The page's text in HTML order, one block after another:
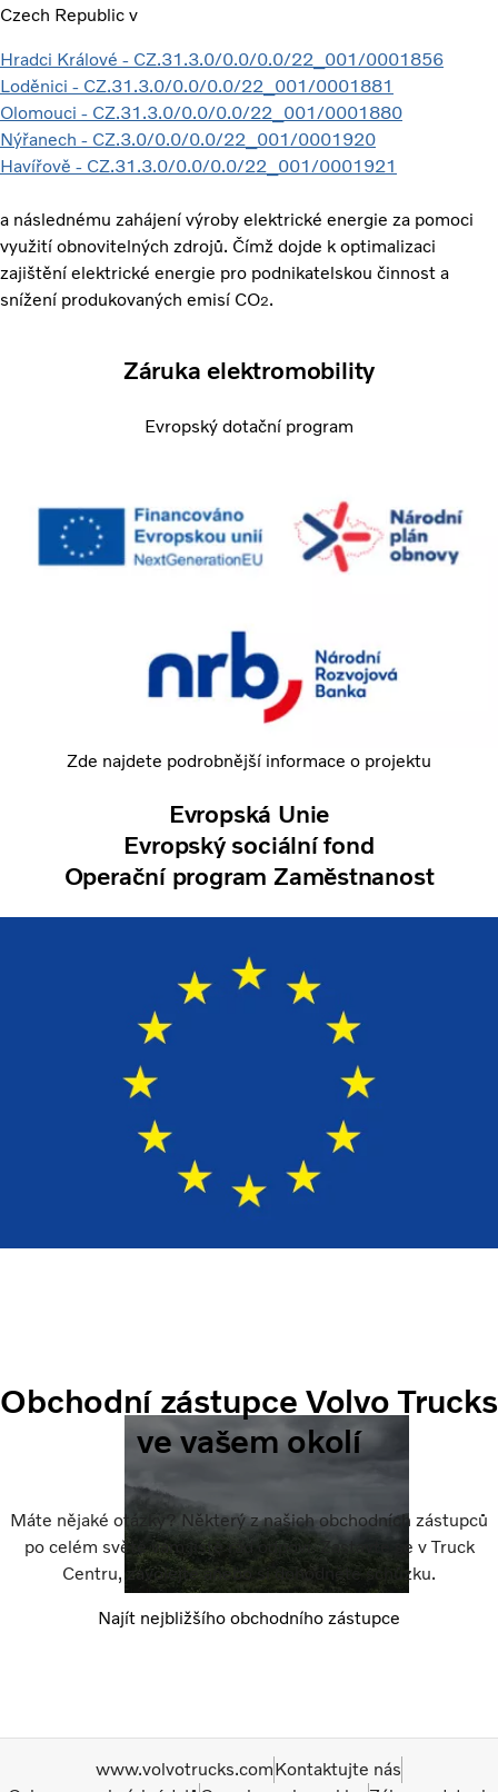
Czech Republic v
Hradci Králové - CZ.31.3.0/0.0/0.0/22_001/0001856
Loděnici - CZ.31.3.0/0.0/0.0/22_001/0001881
Olomouci - CZ.31.3.0/0.0/0.0/22_001/0001880
Nýřanech - CZ.3.0/0.0/0.0/22_001/0001920
Havířově - CZ.31.3.0/0.0/0.0/22_001/0001921
a následnému zahájení výroby elektrické energie za pomoci
využití obnovitelných zdrojů. Čímž dojde k optimalizaci
zajištění elektrické energie pro podnikatelskou činnost a
snížení produkovaných emisí CO2.
Záruka elektromobility
Evropský dotační program
Zde najdete podrobnější informace o projektu
Evropská Unie
Evropský sociální fond
Operační program Zaměstnanost
Obchodní zástupce Volvo Trucks
ve vašem okolí
Máte nějaké otázky? Některý z našich obchodních zástupců
po celém světě vám jistě rád odpoví. Zastavte se v Truck
Centru, zavolejte anebo si dohodněte schůzku.
Najít nejbližšího obchodního zástupce
www.volvotrucks.comKontaktujte nás